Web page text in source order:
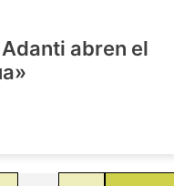
abren el